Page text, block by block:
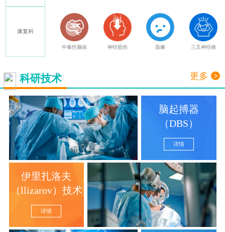
康复科
中毒性脑病 神经损伤 面瘫 三叉神经痛
科研技术 更多
脑起搏器
（DBS）
详情
伊里扎洛夫
（llizarov）技术
详情